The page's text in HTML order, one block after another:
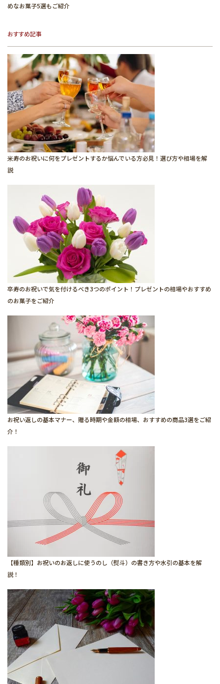
めなお菓子5選もご紹介
おすすめ記事
米寿のお祝いに何をプレゼントするか悩んでいる方必見！選び方や相場を解
説
卒寿のお祝いで気を付けるべき3つのポイント！プレゼントの相場やおすすめ
のお菓子をご紹介
お祝い返しの基本マナー、贈る時期や金額の相場、おすすめの商品3選をご紹
介！
【種類別】お祝いのお返しに使うのし（熨斗）の書き方や水引の基本を解
説！